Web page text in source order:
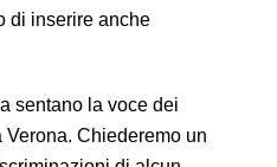
di inserire anche
sentano la voce dei
Chiederemo un